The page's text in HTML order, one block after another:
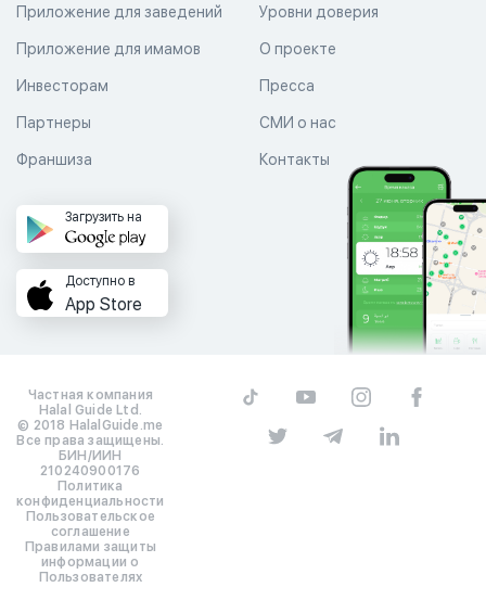
Уровни доверия
Приложение для заведений
Приложение для имамов О проекте
Пресса
СМИ о нас
Контакты
Инвесторам
Партнеры
Франшиза
Загрузить на
Доступно в
App Store
Частная компания
Halal Guide Ltd.
© 2018 HalalGuide.me
Все права защищены.
БИН/ИИН
210240900176
Политика
конфиденциальности
Пользовательское
соглашение
Правилами защиты
информации о
Пользователях